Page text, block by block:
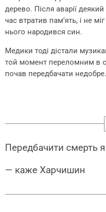
дерево. Після аварії
час втратив пам’ять, і не
нього народився син.
Медики тоді дістали
той момент переломним в
почав передбачати недобре.
Передбачити смерть
— каже Харчишин